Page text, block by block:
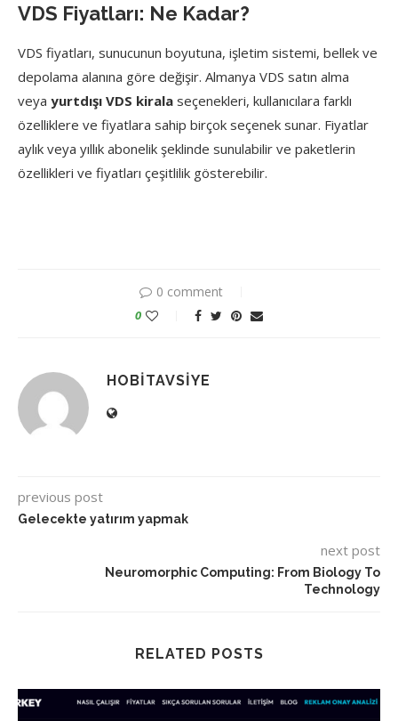
VDS Fiyatları: Ne Kadar?
VDS fiyatları, sunucunun boyutuna, işletim sistemi, bellek ve
depolama alanına göre değişir. Almanya VDS satın alma
veya yurtdışı VDS kirala seçenekleri, kullanıcılara farklı
özelliklere ve fiyatlara sahip birçok seçenek sunar. Fiyatlar
aylık veya yıllık abonelik şeklinde sunulabilir ve paketlerin
özellikleri ve fiyatları çeşitlilik gösterebilir.
0 comment
0
HOBITAVSIYE
previous post
Gelecekte yatırım yapmak
next post
Neuromorphic Computing: From Biology To
Technology
RELATED POSTS